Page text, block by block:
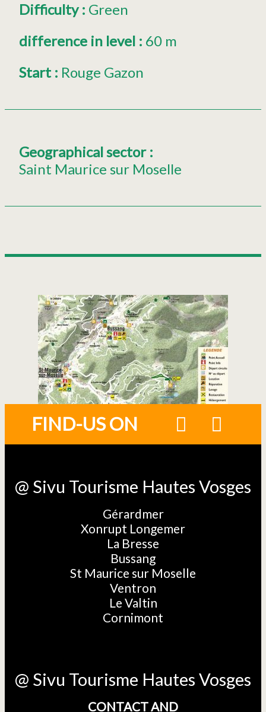
Difficulty: Green
difference in level : 60 m
Start : Rouge Gazon
Geographical sector :
Saint Maurice sur Moselle
FIND-US ON
@ Sivu Tourisme Hautes Vosges
Gérardmer
Xonrupt Longemer
La Bresse
Bussang
St Maurice sur Moselle
Ventron
Le Valtin
Cornimont
@ Sivu Tourisme Hautes Vosges
CONTACT AND